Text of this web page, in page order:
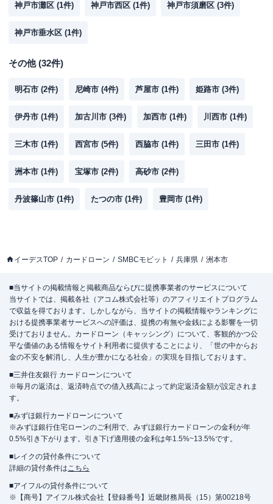
神戸市灘区 (1件) 神戸市西区 (1件) 神戸市須磨区 (3件)
神戸市垂水区 (1件)
その他(32件)
明石市 (2件) 尼崎市 (4件) 芦屋市 (1件) 姫路市 (3件)
伊丹市 (1件) 加古川市 (3件) 加西市 (1件) 川西市 (1件)
三木市 (1件) 西宮市 (5件) 西脇市 (1件) 三田市 (1件)
洲本市 (1件) 宝塚市 (2件) 高砂市 (2件)
丹波篠山市 (1件) たつの市 (1件) 豊岡市 (1件)
イーデスTOP カードローン SMBCモビット 兵庫県 洲本市
■当サイトの掲載情報と掲載商品ならびに提携事業者のサービスについて
当サイトでは、掲載各社（アコム株式会社等）のアフィリエイトプログラム
で収益を得ております。しかしながら、当サイトの掲載情報やランキングに
おける提携事業者サービスへの評価は、提携の有無や金銭による影響を一切
受けておりません。カードローン（キャッシング）について、客観的かつ公
平な価値のある情報をサイト利用者に提供することにより、「世の中からお
金の不安を解消し、人生が豊かになる社会」の実現を目指しております。
■三井住友銀行 カードローンについて
※毎月の返済は、返済時点での借入残高によって約定返済金額が設定されま
す。
■みずほ銀行カードローンについて
※みずほ銀行住宅ローンのご利用で、みずほ銀行カードローンの金利が年
0.5%引き下がります。引き下げ適用後の金利は年1.5%~13.5%です。
■レイクの貸付条件について
詳細の貸付条件はこちら
■アイフルの貸付条件について
※【商号】アイフル株式会社【登録番号】近畿財務局長（15）第00218号